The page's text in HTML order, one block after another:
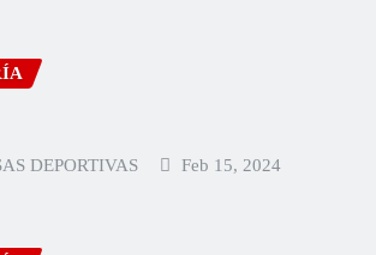
DEPORTIVAS Feb 15, 2024